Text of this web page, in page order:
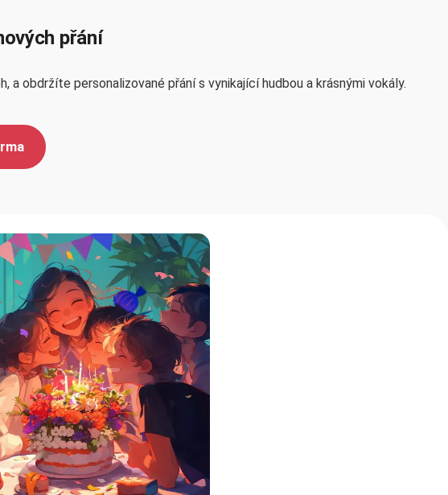
přání
obdržíte personalizované přání s vynikající hudbou a krásnými vokály.